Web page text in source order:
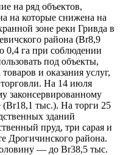
на ряд объектов,
на которые снижена на
зоне реки Гривда в
района (Br8,9
0,4 га при соблюдении
под объекты,
и оказания услуг,
На 14 июля
законсервированному
тыс.). На торги 25
зданий
пруд, три сарая и
Дрогичинского района.
— до Br38,5 тыс.